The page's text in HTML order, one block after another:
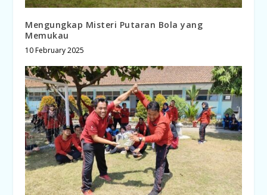
Mengungkap Misteri Putaran Bola yang
Memukau
10 February 2025